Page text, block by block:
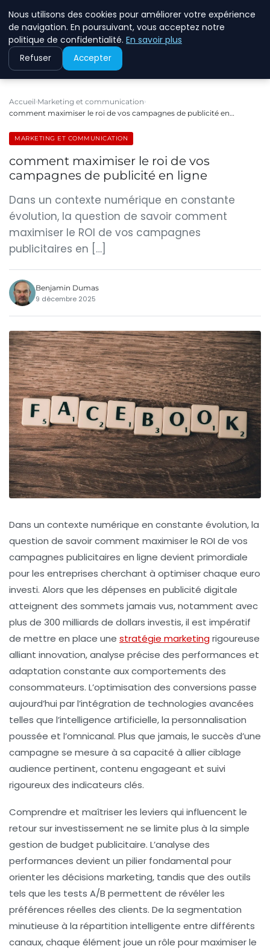
ECOMMCODE2
Accueil Marketing et communication
comment maximiser le roi de vos campagnes de publicité en…
MARKETING ET COMMUNICATION
comment maximiser le roi de vos
campagnes de publicité en ligne
Dans un contexte numérique en constante
évolution, la question de savoir comment
maximiser le ROI de vos campagnes
publicitaires en […]
Benjamin Dumas
9 décembre 2025
Dans un contexte numérique en constante évolution, la
question de savoir comment maximiser le ROI de vos
campagnes publicitaires en ligne devient primordiale
pour les entreprises cherchant à optimiser chaque euro
investi. Alors que les dépenses en publicité digitale
atteignent des sommets jamais vus, notamment avec
plus de 300 milliards de dollars investis, il est impératif
de mettre en place une stratégie marketingrigoureuse
alliant innovation, analyse précise des performances et
adaptation constante aux comportements des
consommateurs. L’optimisation des conversions passe
aujourd’hui par l’intégration de technologies avancées
telles que l’intelligence artificielle, la personnalisation
poussée et l’omnicanal. Plus que jamais, le succès d’une
campagne se mesure à sa capacité à allier ciblage
audience pertinent, contenu engageant et suivi
rigoureux des indicateurs clés.
Comprendre et maîtriser les leviers qui influencent le
retour sur investissement ne se limite plus à la simple
gestion de budget publicitaire. L’analyse des
performances devient un pilier fondamental pour
orienter les décisions marketing, tandis que des outils
tels que les tests A/B permettent de révéler les
préférences réelles des clients. De la segmentation
minutieuse à la répartition intelligente entre différents
canaux, chaque élément joue un rôle pour maximiser le
Nous utilisons des cookies pour améliorer votre expérience
de navigation. En poursuivant, vous acceptez notre
politique de confidentialité. En savoir plus
Refuser Accepter